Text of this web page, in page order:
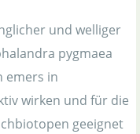
und welliger
pygmaea
emers in
wirken und für die
geeignet